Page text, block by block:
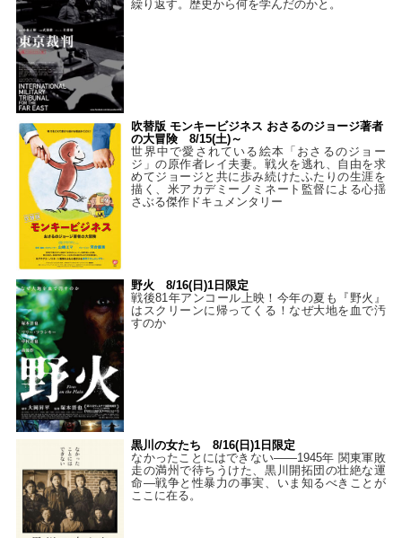
繰り返す。歴史から何を学んだのかと。
吹替版 モンキービジネス おさるのジョージ著者
の大冒険 8/15(土)～
世界中で愛されている絵本「おさるのジョー
ジ」の原作者レイ夫妻。戦火を逃れ、自由を求
めてジョージと共に歩み続けたふたりの生涯を
描く、米アカデミーノミネート監督による心揺
さぶる傑作ドキュメンタリー
野火 8/16(日)1日限定
戦後81年アンコール上映！今年の夏も『野火』
はスクリーンに帰ってくる！なぜ大地を血で汚
すのか
黒川の女たち 8/16(日)1日限定
なかったことにはできない——1945年 関東軍敗
走の満州で待ちうけた、黒川開拓団の壮絶な運
命―戦争と性暴力の事実、いま知るべきことが
ここに在る。